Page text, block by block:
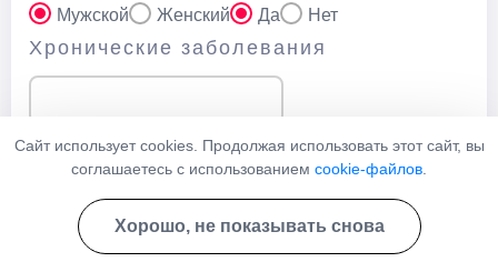
Мужской Женский Да Нет
Хронические заболевания
Как часто употребляет алкоголь?
Ежедневно
Несколько раз в неделю
По праздникам
Ваш телефон
Сайт использует cookies. Продолжая использовать этот сайт, вы
соглашаетесь с использованием cookie-файлов
Хорошо, не показывать снова